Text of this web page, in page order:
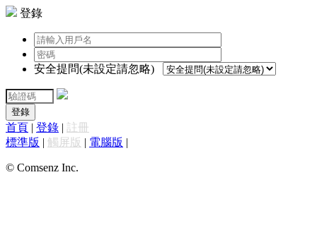
登錄
安全提問(未設定請忽略)
登錄
首頁 | 登錄 | 註冊
標準版 | 觸屏版 | 電腦版 |
© Comsenz Inc.